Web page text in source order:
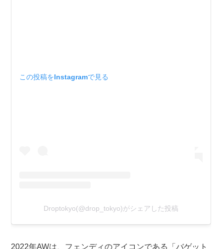
この投稿をInstagramで見る
Droptokyo(@drop_tokyo)がシェアした投稿
2022年AWは、フェンディのアイコンである「バゲット